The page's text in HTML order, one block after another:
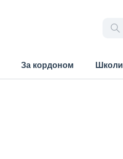
За кордоном Школи